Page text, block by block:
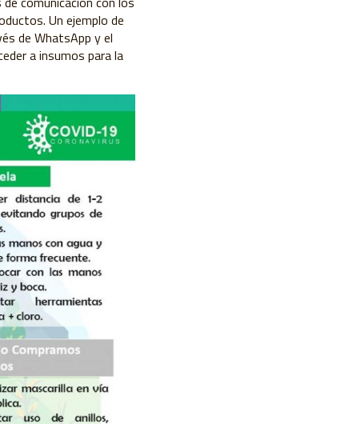
Un ejemplo de
de WhatsApp y el
a insumos para la